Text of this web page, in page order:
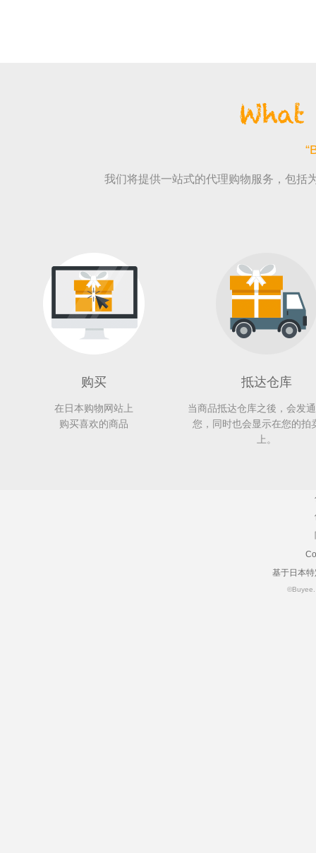
我们将提供一站式的代理购物服务，包括
购买
在日本购物网站上
购买喜欢的商品
抵达仓库
当商品抵达仓库之後，会发
您，同时也会显示在您的拍
上。
基于日本
©Buyee.